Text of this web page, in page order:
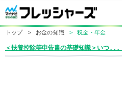
トップ > お金の知識 > 税金・年金
＜扶養控除等申告書の基礎知識＞いつ...